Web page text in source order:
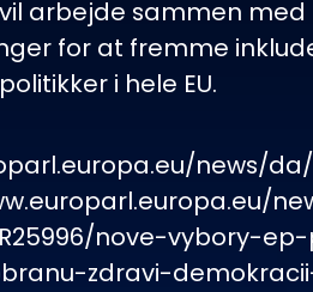
arbejde sammen
for at fremme
i hele EU.
news/
nove-vybory-
zdravi-